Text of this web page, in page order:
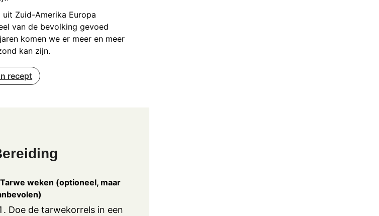
Zuid-Amerika Europa
van de bevolking gevoed
komen we er meer en meer
kan zijn.
recept
Tarwe weken (optioneel, maar
Doe de tarwekorrels in een